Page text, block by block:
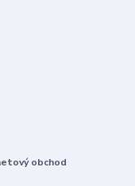
obchod